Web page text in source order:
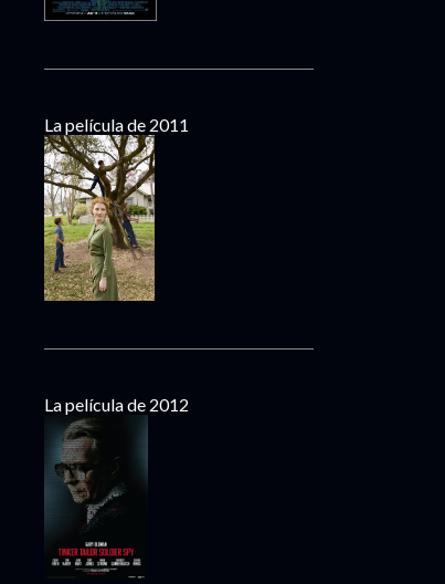
La película de 2011
La película de 2012